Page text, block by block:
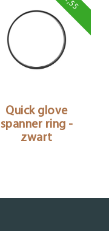
Quick glove
spanner ring -
zwart